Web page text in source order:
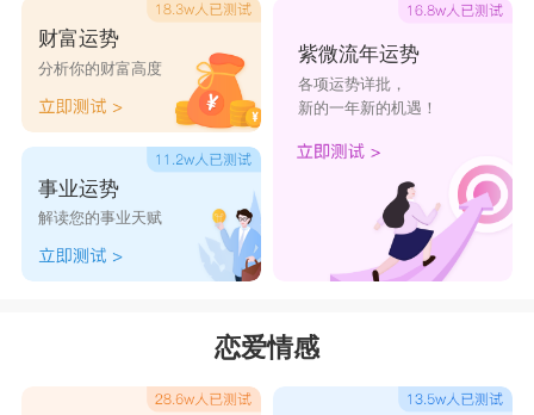
财富运势
分析你的财富高度
事业运势
解读您的事业天赋
紫微流年运势
各项运势详批，
新的一年新的机遇！
恋爱情感